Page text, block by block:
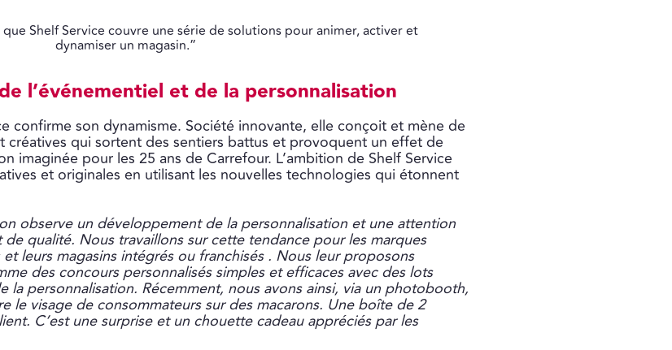
Shelf Service couvre une série de solutions pour animer, activer et
dynamiser un magasin.”
l’événementiel et de la personnalisation
confirme son dynamisme. Société innovante, elle conçoit et mène de
créatives qui sortent des sentiers battus et provoquent un effet de
imaginée pour les 25 ans de Carrefour. L’ambition de Shelf Service
et originales en utilisant les nouvelles technologies qui étonnent
observe un développement de la personnalisation et une attention
qualité. Nous travaillons sur cette tendance pour les marques
leurs magasins intégrés ou franchisés . Nous leur proposons
des concours personnalisés simples et efficaces avec des lots
personnalisation. Récemment, nous avons ainsi, via un photobooth,
le visage de consommateurs sur des macarons. Une boîte de 2
C’est une surprise et un chouette cadeau appréciés par les